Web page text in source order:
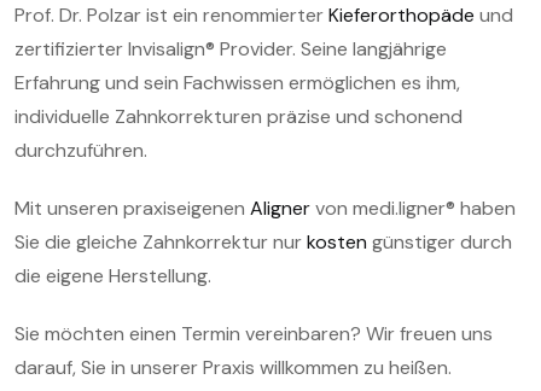
Prof. Dr. Polzar ist ein renommierterKieferorthopäde und
zertifizierter Invisalign® Provider. Seine langjährige
Erfahrung und sein Fachwissen ermöglichen es ihm,
individuelle Zahnkorrekturen präzise und schonend
durchzuführen.
Mit unseren praxiseigenen Alignervon medi.ligner® haben
Sie die gleiche Zahnkorrektur nurkosten günstiger durch
die eigene Herstellung.
Sie möchten einen Termin vereinbaren? Wir freuen uns
darauf, Sie in unserer Praxis willkommen zu heißen.